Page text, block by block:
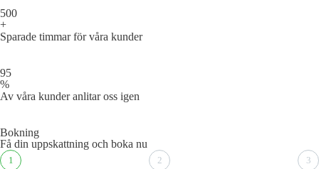
500
+
Sparade timmar för våra kunder
95
%
Av våra kunder anlitar oss igen
Bokning
Få din uppskattning och boka nu
1 2 3